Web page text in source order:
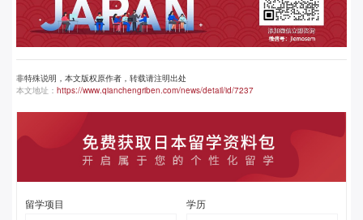
非特殊说明，本文版权原作者，转载请注明出处
本文地址： https://www.qianchengriben.com/news/detail/id/7237
留学项目 学历